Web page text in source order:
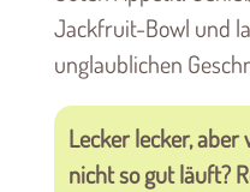
Jackfruit-Bowl und
unglaublichen
Lecker lecker, aber
nicht so gut läuft?